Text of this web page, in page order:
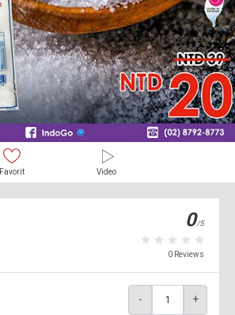
Favorit Video
0/5
0 Reviews
- +